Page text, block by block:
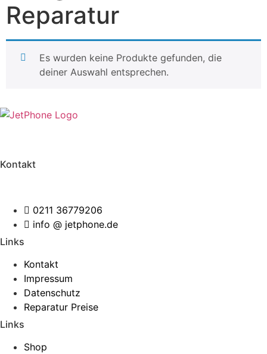
Reparatur
Es wurden keine Produkte gefunden, die
deiner Auswahl entsprechen.
Kontakt
0211 36779206
info @ jetphone.de
Links
Kontakt
Impressum
Datenschutz
Reparatur Preise
Links
Shop